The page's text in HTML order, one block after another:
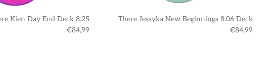
Kien Day End Deck 8.25
€84,99
There Jessyka New Beginnings 8.06 Deck
€84,99